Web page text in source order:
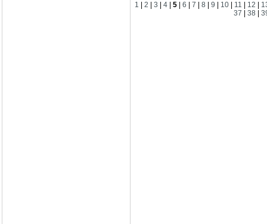
1 2 3 4 5 6 7 8 9 10 11 12
37
|38 |